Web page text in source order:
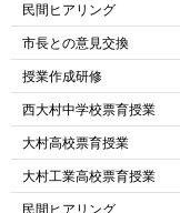
民間ヒアリング
市長との意見交換
授業作成研修
西大村中学校票育授業
大村高校票育授業
大村工業高校票育授業
民間ヒアリング